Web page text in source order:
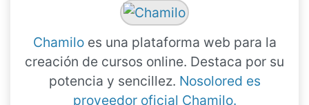
Chamiloes una plataforma web para la
creación de cursos online. Destaca por su
potencia y sencillez. Nosolored es
proveedor oficial Chamilo.